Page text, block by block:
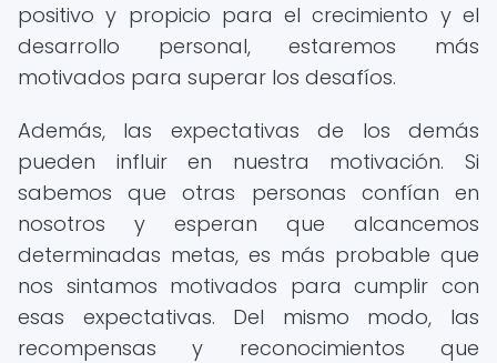
positivo y propicio para el crecimiento y el
desarrollo personal, estaremos más
motivados para superar los desafíos.
Además, las expectativas de los demás
pueden influir en nuestra motivación. Si
sabemos que otras personas confían en
nosotros y esperan que alcancemos
determinadas metas, es más probable que
nos sintamos motivados para cumplir con
esas expectativas. Del mismo modo, las
recompensas y reconocimientos que